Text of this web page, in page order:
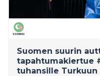
Suomen suurin
tapahtumakiertue
tuhansille Turkuun